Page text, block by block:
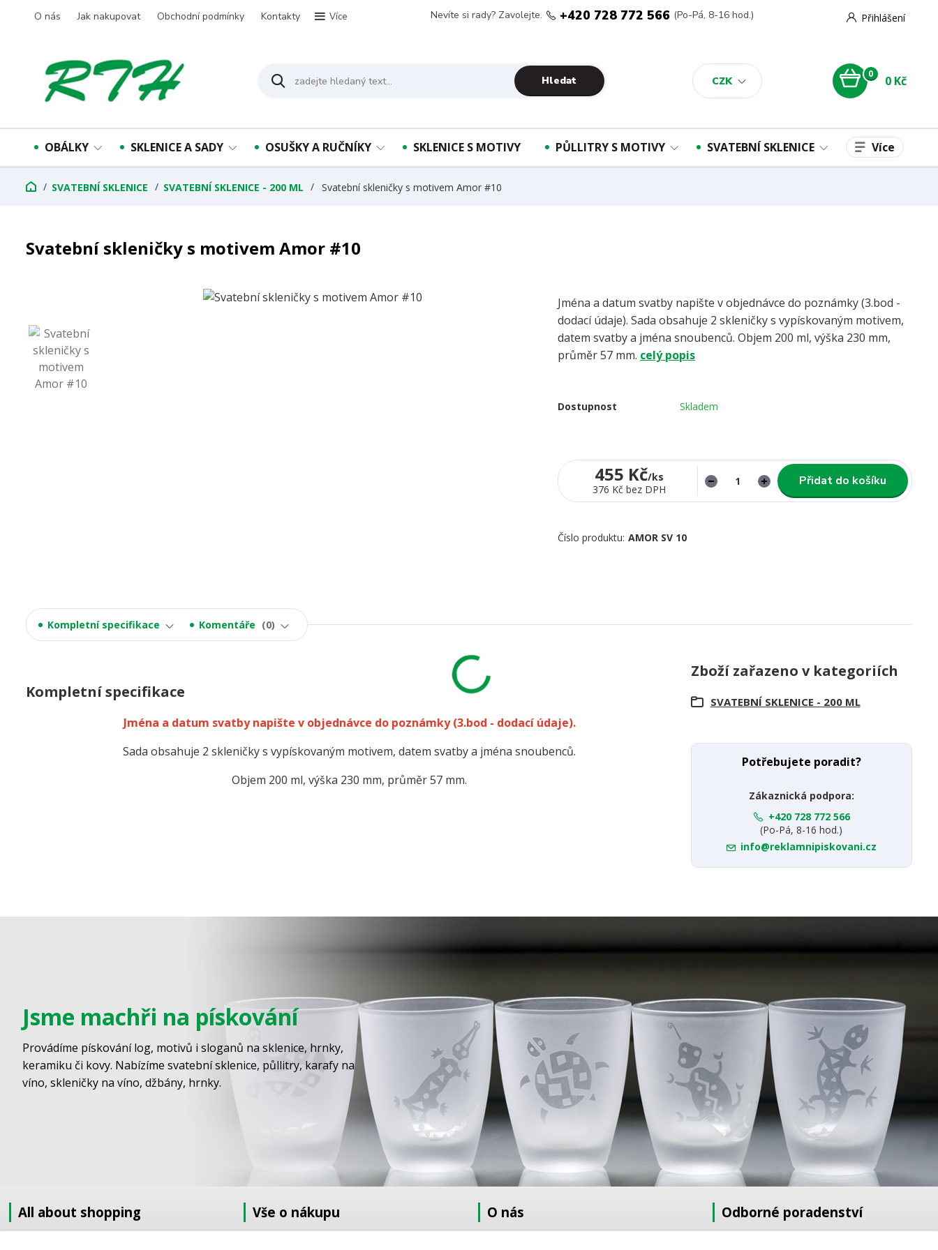
O nás Jak nakupovat Obchodní podmínky Kontakty Více
CZK
Přihlášení
Hledat
Nevíte si rady? Zavolejte. +420 728 772 566 (Po-Pá, 8-16 hod.)
0 0 Kč
OBÁLKY SKLENICE A SADY OSUŠKY A RUČNÍKY SKLENICE S MOTIVY PŮLLITRY S MOTIVY SVATEBNÍ SKLENICE Více
SVATEBNÍ SKLENICE SVATEBNÍ SKLENICE - 200 ML Svatební skleničky s motivem Amor #10
Svatební skleničky s motivem Amor #10
Jména a datum svatby napište v objednávce do poznámky (3.bod -
dodací údaje). Sada obsahuje 2 skleničky s vypískovaným motivem,
datem svatby a jména snoubenců. Objem 200 ml, výška 230 mm,
průměr 57 mm. celý popis
Dostupnost Skladem
455 Kč/ks
376 Kč bez DPH
Přidat do košíku
Číslo produktu: AMOR SV 10
Kompletní specifikace Komentáře 0
Kompletní specifikace
Jména a datum svatby napište v objednávce do poznámky(3.bod - dodací údaje).
Sada obsahuje 2 skleničky s vypískovaným motivem, datem svatby a jména snoubenců.
Objem 200 ml, výška 230 mm, průměr 57 mm.
Zboží zařazeno v kategoriích
SVATEBNÍ SKLENICE - 200 ML
Potřebujete poradit?
Zákaznická podpora:
+420 728 772 566
(Po-Pá, 8-16 hod.)
info@reklamnipiskovani.cz
Jsme machři na pískování
Provádíme pískování log, motivů i sloganů na sklenice, hrnky,
keramiku či kovy. Nabízíme svatební sklenice, půllitry, karafy na
víno, skleničky na víno, džbány, hrnky.
All about shopping Vše o nákupu O nás Odborné poradenství